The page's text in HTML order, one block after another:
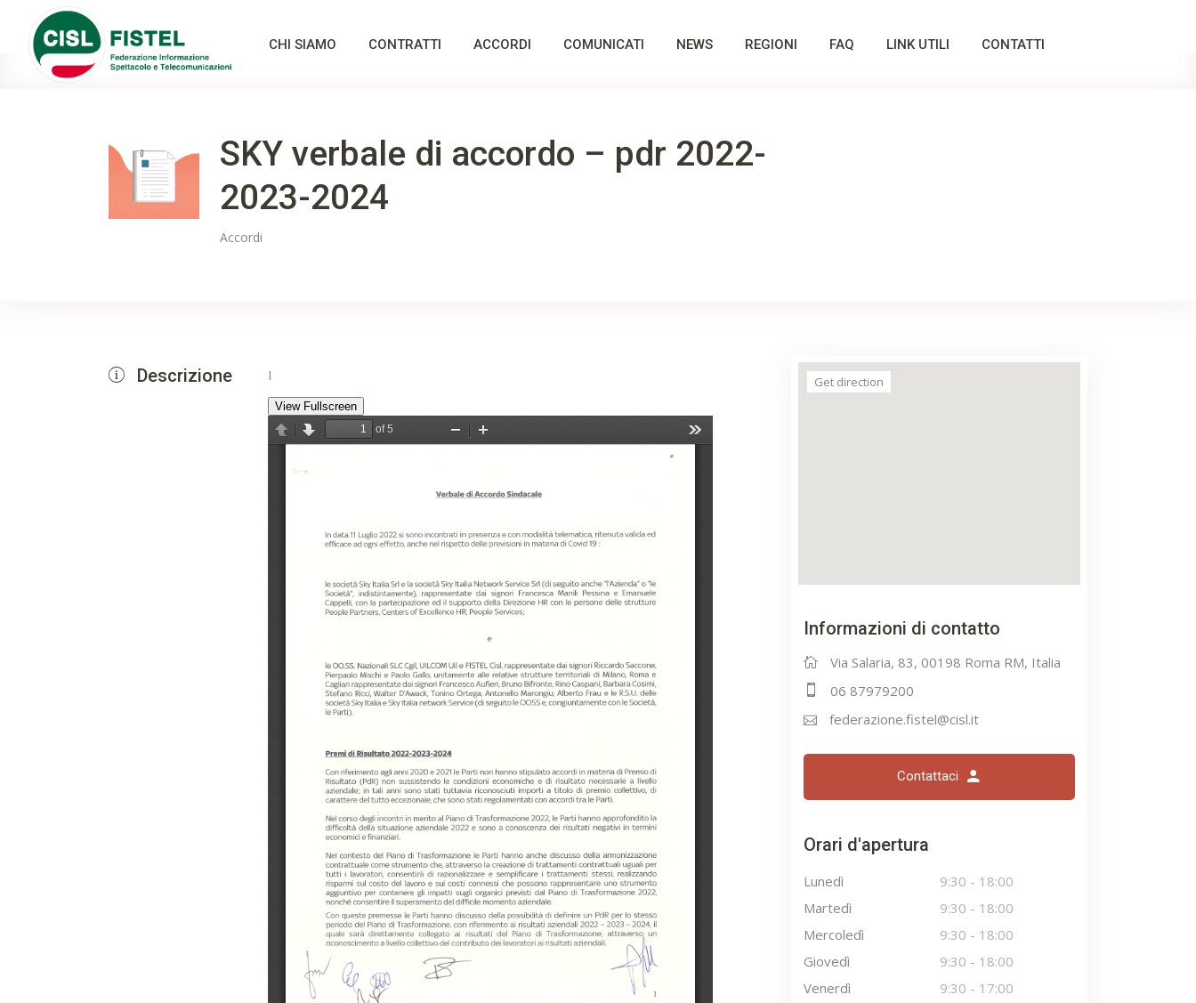
CHI SIAMO CONTRATTI ACCORDI COMUNICATI NEWS REGIONI FAQ LINK UTILI CONTATTI
SKY verbale di accordo – pdr 2022-
2023-2024
Accordi
Descrizione I
View Fullscreen
Get direction
Informazioni di contatto
Via Salaria, 83, 00198 Roma RM, Italia
06 87979200
federazione.fistel@cisl.it
Contattaci
Orari d'apertura
Lunedì 9:30 - 18:00
Martedì
9:30 - 18:00
Mercoledì
9:30 - 18:00
Giovedì
9:30 - 18:00
Venerdì
9:30 - 17:00